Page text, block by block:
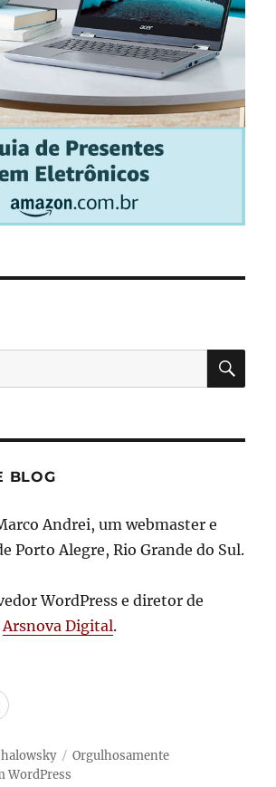
BLOG
Andrei, um webmaster e
Porto Alegre, Rio Grande do Sul.
WordPress e diretor de
Arsnova Digital.
LinkedIn
Orgulhosamente
WordPress